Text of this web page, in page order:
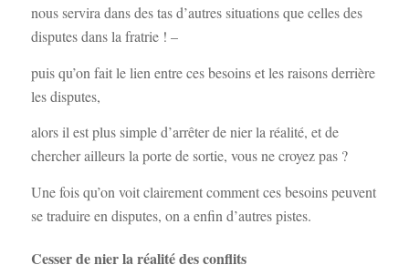
nous servira dans des tas d’autres situations que celles des
disputes dans la fratrie ! –
puis qu’on fait le lien entre ces besoins et les raisons derrière
les disputes,
alors il est plus simple d’arrêter de nier la réalité, et de
chercher ailleurs la porte de sortie, vous ne croyez pas ?
Une fois qu’on voit clairement comment ces besoins peuvent
se traduire en disputes, on a enfin d’autres pistes.
Cesser de nier la réalité des conflits